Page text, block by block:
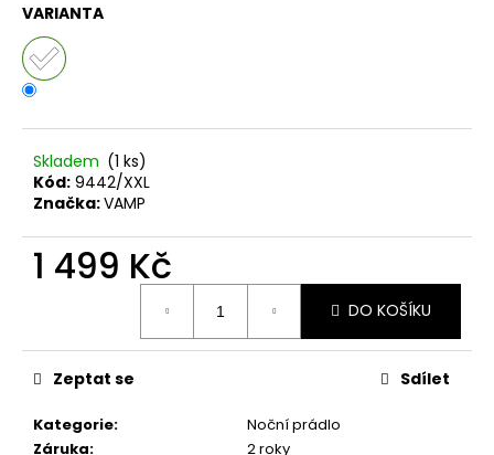
VARIANTA
Skladem (1 ks)
Kód: 9442/XXL
Značka:VAMP
1 499 Kč
DO KOŠÍKU
Kategorie:
Noční prádlo
Záruka: 2 roky
Zeptat se Sdílet
u
č
u
j
e